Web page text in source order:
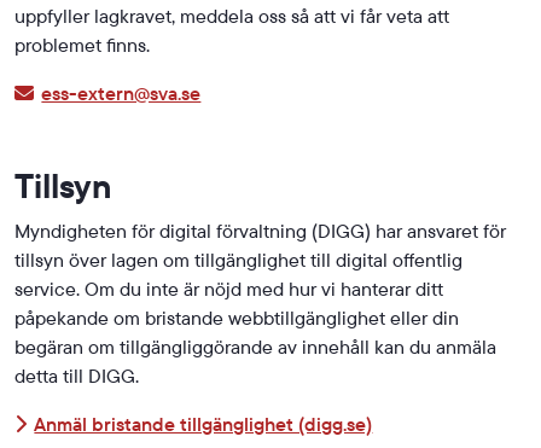
uppfyller lagkravet, meddela oss så att vi får veta att
problemet finns.
ess-extern@sva.se
Tillsyn
Myndigheten för digital förvaltning (DIGG) har ansvaret för
tillsyn över lagen om tillgänglighet till digital offentlig
service. Om du inte är nöjd med hur vi hanterar ditt
påpekande om bristande webb­tillgänglighet eller din
begäran om tillgänglig­görande av innehåll kan du anmäla
detta till DIGG.
Anmäl bristande tillgänglighet (digg.se)Länk till annan